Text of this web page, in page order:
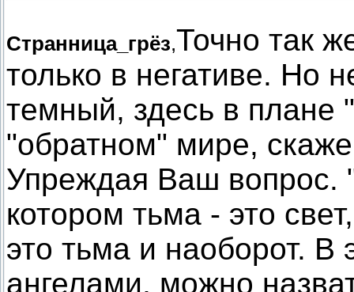
Странница_грёз,Точно так
только в негативе. Но
темный, здесь в плане
"обратном" мире,
Упреждая Ваш вопрос.
котором тьма - это
это тьма и наоборот.
ангелами, можно